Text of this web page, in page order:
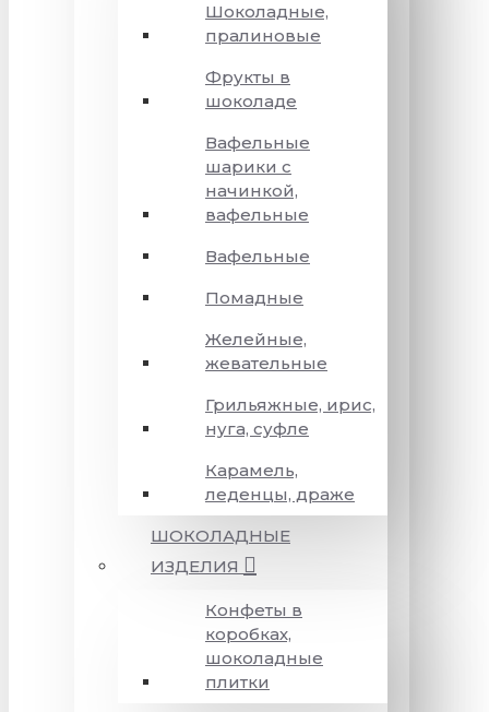
Шоколадные,
пралиновые
Фрукты в
шоколаде
Вафельные
шарики с
начинкой,
вафельные
Вафельные
Помадные
Желейные,
жевательные
Грильяжные, ирис,
нуга, суфле
Карамель,
леденцы, драже
ШОКОЛАДНЫЕ
ИЗДЕЛИЯ
Конфеты в
коробках,
шоколадные
плитки